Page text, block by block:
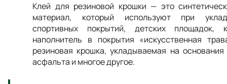
Клей для резиновой крошки — это
материал, который используют при
спортивных покрытий, детских площадок,
наполнитель в покрытия «искусственная
резиновая крошка, укладываемая на основания
асфальта и многое другое.